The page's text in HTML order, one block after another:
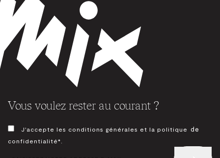
Vous voulez rester au courant ?
CONSENTEMENT
J'accepte les conditions générales et la politique de
confidentialité*.